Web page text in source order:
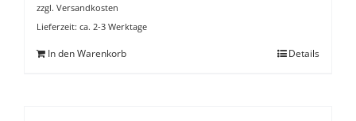
zzgl. Versandkosten
Lieferzeit: ca. 2-3 Werktage
In den Warenkorb Details